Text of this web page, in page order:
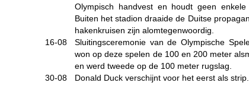
Olympisch handvest en houdt geen
Buiten het stadion draaide de Duitse
hakenkruisen zijn alomtegenwoordig.
16-08
Sluitingsceremonie van de Olympische
won op deze spelen de 100 en 200 meter
en werd tweede op de 100 meter rugslag.
30-08
Donald Duck verschijnt voor het eerst als strip.